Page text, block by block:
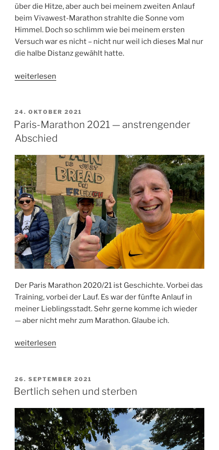
über die Hitze, aber auch bei meinem zweiten Anlauf
beim Vivawest-Marathon strahlte die Sonne vom
Himmel. Doch so schlimm wie bei meinem ersten
Versuch war es nicht – nicht nur weil ich dieses Mal nur
die halbe Distanz gewählt hatte.
„Wenn
halber
Marathon
anfühlt
ein
ganzer“
weiterlesen
VERÖFFENTLICHT
AM
24. OKTOBER 2021
Paris-Marathon 2021 — anstrengender
Abschied
Der Paris Marathon 2020/21 ist Geschichte. Vorbei das
Training, vorbei der Lauf. Es war der fünfte Anlauf in
meiner Lieblingsstadt. Sehr gerne komme ich wieder
— aber nicht mehr zum Marathon. Glaube ich.
„Paris-
—
anstrengender
weiterlesen
VERÖFFENTLICHT
AM
26. SEPTEMBER 2021
Bertlich sehen und sterben